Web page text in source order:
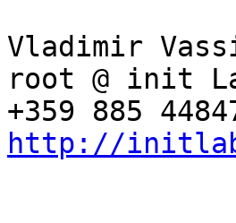
Vladimir
root @ init
http://